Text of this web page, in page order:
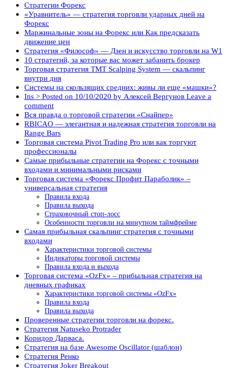
Стратегии Форекс
«Уравнитель» — стратегия торговли ударных дней на
Форекс
Маржинальные зоны на Форекс или Как предсказать
движение цен
Стратегия «Философ» — Дзен и искусство торговли на W1
10 стратегий, за которые вас может забанить брокер
Торговая стратегия TMT Scalping System — скальпинг
внутри дня
Системы на скользящих средних: живы ли еще «машки»?
Ins > Posted on 10/10/2020 by Алексей Вергунов Leave a
comment
Вся правда о торговой стратегии «Снайпер»
RBICAO — элегантная и надежная стратегия торговли на
Range Bars
Торговая система Pivot Trading Pro или как торгуют
профессионалы
Самые прибыльные стратегии на Форекс с точными
входами и минимальными рисками
Торговая система «Форекс Профит Параболик» –
универсальная стратегия
Правила входа
Правила выхода
Страховочный стоп-лосс
Особенности торговли на минутном таймфрейме
Самая прибыльная скальпинг стратегия с точными
входами
Характеристики торговой системы
Индикаторы торговой системы
Правила входа и выхода
Торговая система «OzFx» – прибыльная стратегия на
дневных графиках
Характеристики торговой системы «OzFx»
Правила входа
Правила выхода
Проверенные стратегии торговли на форекс.
Стратегия Natuseko Protrader
Коридор Дарваса.
Стратегия на базе Awesome Oscillator (шаблон)
Стратегия Ренко
Стратегия Joker Breakout